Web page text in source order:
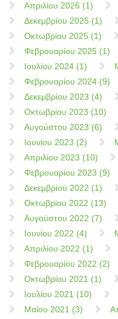
Απριλίου 2026 (1)
Δεκεμβρίου 2025 (1)
Οκτωβρίου 2025 (1)
Φεβρουαρίου 2025 (1)
Ιουλίου 2024 (1)
Φεβρουαρίου 2024 (9)
Δεκεμβρίου 2023 (4)
Οκτωβρίου 2023 (10)
Αυγούστου 2023 (6)
Ιουνίου 2023 (2)
Απριλίου 2023 (10)
Φεβρουαρίου 2023 (9)
Δεκεμβρίου 2022 (1)
Οκτωβρίου 2022 (13)
Αυγούστου 2022 (7)
Ιουνίου 2022 (4)
Απριλίου 2022 (1)
Φεβρουαρίου 2022 (2)
Οκτωβρίου 2021 (1)
Ιουλίου 2021 (10)
Μαίου 2021 (3)